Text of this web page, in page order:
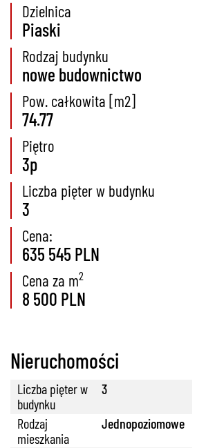
Dzielnica
Piaski
Rodzaj budynku
nowe budownictwo
Pow. całkowita [m2]
74.77
Piętro
3p
Liczba pięter w budynku
3
Cena:
635 545 PLN
Cena za m2
8 500 PLN
Nieruchomości
Liczba pięter w
budynku
3
Rodzaj
mieszkania
Jednopoziomowe